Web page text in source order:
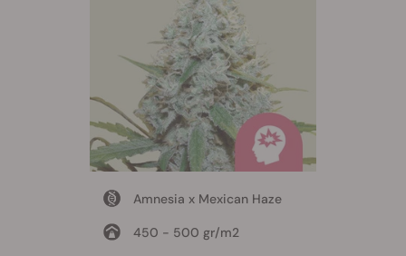
Amnesia x Mexican Haze
450 - 500 gr/m2